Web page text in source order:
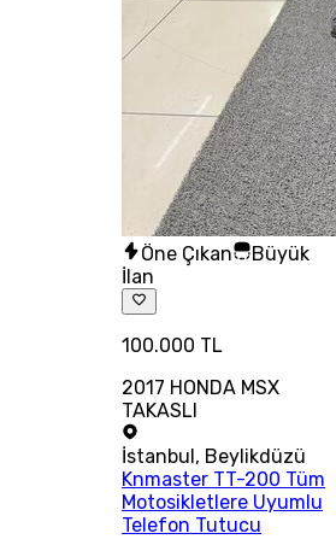
Öne Çıkan
Büyük
İlan
100.000 TL
2017 HONDA MSX
TAKASLI
İstanbul , Beylikdüzü
Knmaster TT-200 Tüm
Motosikletlere Uyumlu
Telefon Tutucu